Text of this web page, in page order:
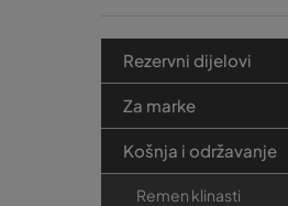
o
a
kategorije
a
e
o
Rezervni dijelovi
Za marke
Košnja i održavanje
Remen klinasti